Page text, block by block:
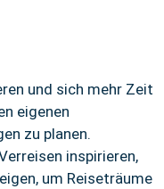
und sich mehr Zeit
eigenen
zu planen.
inspirieren,
um Reiseträume